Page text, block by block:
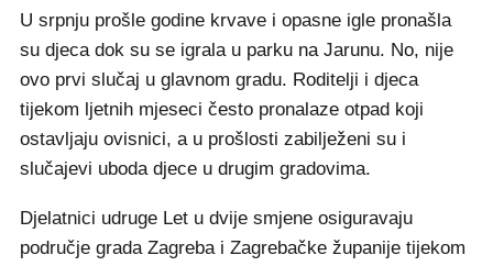
U srpnju prošle godine krvave i opasne igle pronašla
su djeca dok su se igrala u parku na Jarunu. No, nije
ovo prvi slučaj u glavnom gradu. Roditelji i djeca
tijekom ljetnih mjeseci često pronalaze otpad koji
ostavljaju ovisnici, a u prošlosti zabilježeni su i
slučajevi uboda djece u drugim gradovima.
Djelatnici udruge Let u dvije smjene osiguravaju
područje grada Zagreba i Zagrebačke županije tijekom